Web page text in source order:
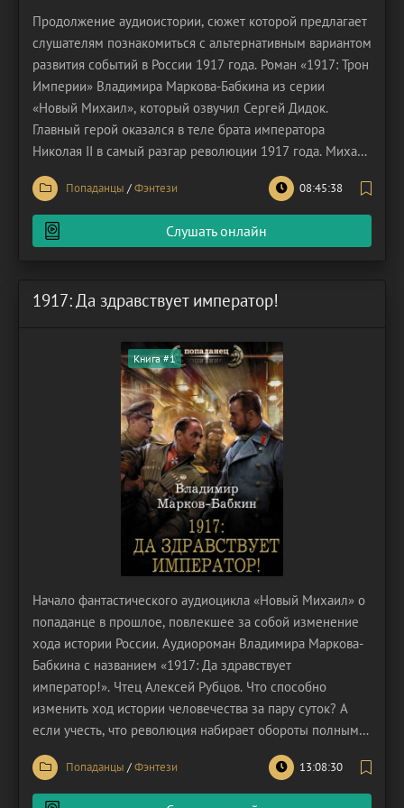
Продолжение аудиоистории, сюжет которой предлагает
слушателям познакомиться с альтернативным вариантом
развития событий в России 1917 года. Роман «1917: Трон
Империи» Владимира Маркова-Бабкина из серии
«Новый Михаил», который озвучил Сергей Дидок.
Главный герой оказался в теле брата императора
Николая II в самый разгар революции 1917 года. Михаил
– наш современник, которому суждено было изменить
течение истории, избавив Россию от Гражданской войны
и хаоса. Как это можно сделать? Сложно, но
Попаданцы /Фэнтези 08:45:38
Слушать онлайн
1917: Да здравствует император!
Книга #1
Начало фантастического аудиоцикла «Новый Михаил» о
попаданце в прошлое, повлекшее за собой изменение
хода истории России. Аудиороман Владимира Маркова-
Бабкина с названием «1917: Да здравствует
император!». Чтец Алексей Рубцов. Что способно
изменить ход истории человечества за пару суток? А
если учесть, что революция набирает обороты полным
ходом? А что будет, если наш современный человек по
имени Михаил Романов, работающий ведущим
менеджером в одной из российских компаний, вдруг
Попаданцы /Фэнтези 13:08:30